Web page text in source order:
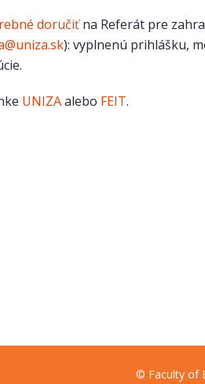
doručiťna Referát pre
): vyplnenú prihlášku,
UNIZAalebo FEIT.
© Faculty of